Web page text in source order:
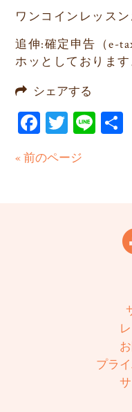
ワンコインレッス
追伸:確定申告（e-
ホッとしております
シェアする
Facebook
Twitter
Line
« 前のページ
プラ